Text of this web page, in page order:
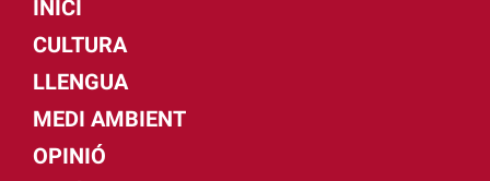
INICI
CULTURA
LLENGUA
MEDI AMBIENT
OPINIÓ